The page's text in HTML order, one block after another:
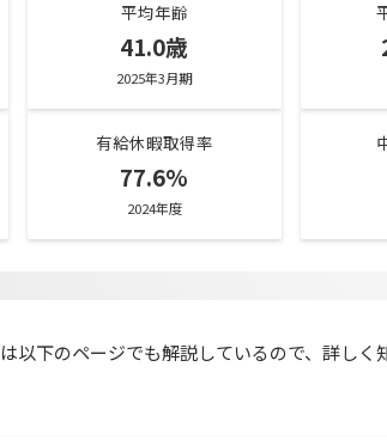
平均年齢
41.0歳
2025年3月期
有給休暇取得率
77.6%
2024年度
は以下のページでも解説しているので、詳しく